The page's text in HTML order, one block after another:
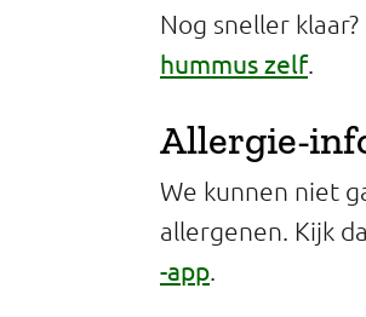
Nog sneller
hummus zelf.
Allergie-
We kunnen niet
allergenen. Kijk
-app